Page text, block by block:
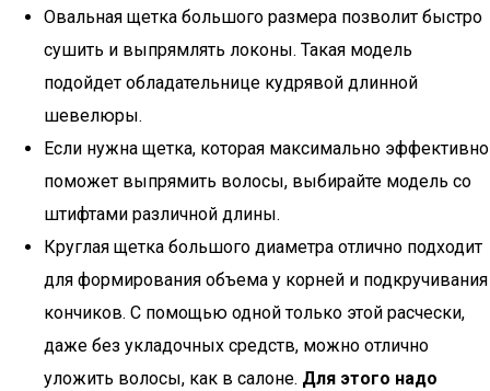
Овальная щетка большого размера позволит быстро
сушить и выпрямлять локоны. Такая модель
подойдет обладательнице кудрявой длинной
шевелюры.
Если нужна щетка, которая максимально эффективно
поможет выпрямить волосы, выбирайте модель со
штифтами различной длины.
Круглая щетка большого диаметра отлично подходит
для формирования объема у корней и подкручивания
кончиков. С помощью одной только этой расчески,
даже без укладочных средств, можно отлично
уложить волосы, как в салоне. Для этого надо